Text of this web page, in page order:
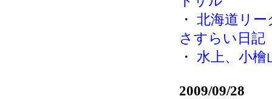
・ 北海道リ
さすらい日記
・ 水上、小
2009/09/28